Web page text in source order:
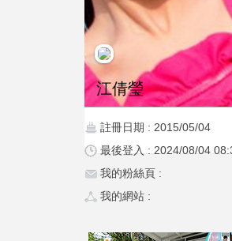
江倩瑩
註冊日期 : 2015/05/04
最後登入 : 2024/08/04
我的粉絲頁 :
我的網站 :